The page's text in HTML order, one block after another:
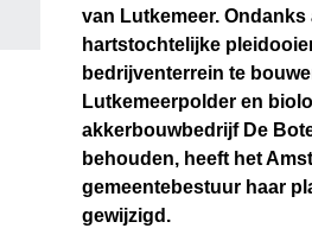
van Lutkemeer. Ondanks
hartstochtelijke
bedrijventerrein te
Lutkemeerpolder en
akkerbouwbedrijf De
behouden, heeft het
gemeentebestuur haar
gewijzigd.